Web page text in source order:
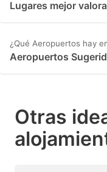
Lugares mejor
¿Qué Aeropuertos hay
Aeropuertos
Otras